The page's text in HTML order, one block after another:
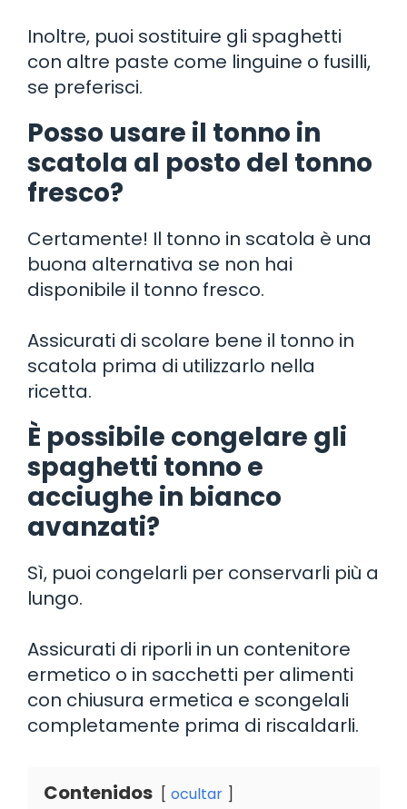
Inoltre, puoi sostituire gli spaghetti
con altre paste come linguine o fusilli,
se preferisci.
Posso usare il tonno in
scatola al posto del tonno
fresco?
Certamente! Il tonno in scatola è una
buona alternativa se non hai
disponibile il tonno fresco.
Assicurati di scolare bene il tonno in
scatola prima di utilizzarlo nella
ricetta.
È possibile congelare gli
spaghetti tonno e
acciughe in bianco
avanzati?
Sì, puoi congelarli per conservarli più a
lungo.
Assicurati di riporli in un contenitore
ermetico o in sacchetti per alimenti
con chiusura ermetica e scongelali
completamente prima di riscaldarli.
Contenidos ocultar